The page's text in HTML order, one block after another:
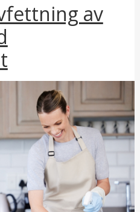
av